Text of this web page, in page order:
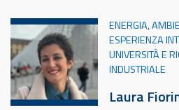
ENERGIA,
ESPERIENZA
UNIVERSITÀ E
INDUSTRIALE
Laura